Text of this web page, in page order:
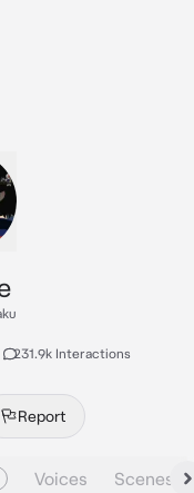
231.9k Interactions
Report
Voices Scenes